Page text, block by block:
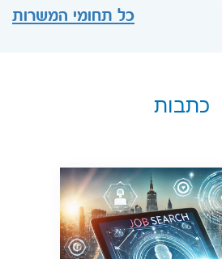
כל תחומי המשרות
כתבות